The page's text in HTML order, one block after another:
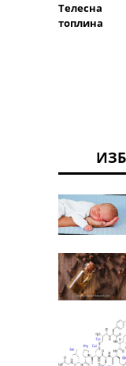
Телесна
топлина